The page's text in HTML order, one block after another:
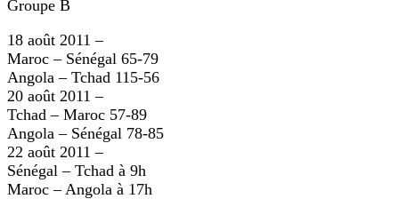
Groupe B
18 août 2011 –
Maroc – Sénégal 65-79
Angola – Tchad 115-56
20 août 2011 –
Tchad – Maroc 57-89
Angola – Sénégal 78-85
22 août 2011 –
Sénégal – Tchad à 9h
Maroc – Angola à 17h